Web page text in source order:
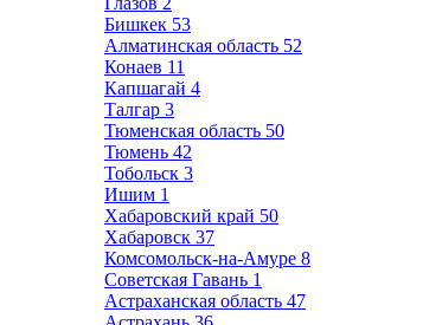
Бишкек 53
Алматинская область 52
Конаев 11
Капшагай 4
Талгар 3
Тюменская область 50
Тюмень 42
Тобольск 3
Ишим 1
Хабаровский край 50
Хабаровск 37
Комсомольск-на-Амуре 8
Советская Гавань 1
Астраханская область 47